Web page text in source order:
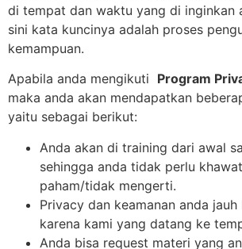
di tempat dan waktu yang di inginkan
sini kata kuncinya adalah proses
kemampuan.
Apabila anda mengikuti Program
maka anda akan mendapatkan
yaitu sebagai berikut:
Anda akan di training dari awal
sehingga anda tidak perlu
paham/tidak mengerti.
Privacy dan keamanan anda
karena kami yang datang ke
Anda bisa request materi yang